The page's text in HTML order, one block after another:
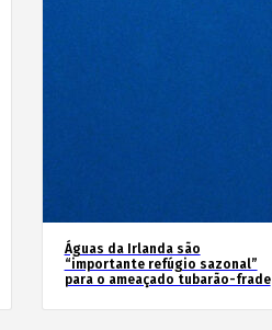
Águas da Irlanda são
“importante refúgio sazonal”
para o ameaçado tubarão-frade